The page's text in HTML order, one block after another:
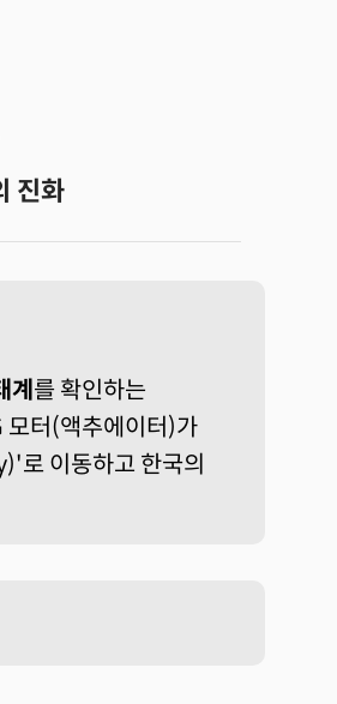
진화
를 확인하는
터(액추에이터)가
로 이동하고 한국의